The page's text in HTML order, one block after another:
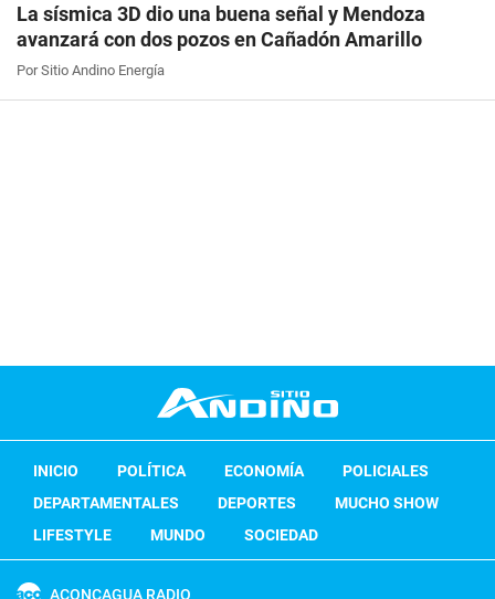
La sísmica 3D dio una buena señal y Mendoza
avanzará con dos pozos en Cañadón Amarillo
Por Sitio Andino Energía
INICIO POLÍTICA ECONOMÍA
POLICIALES
DEPARTAMENTALES
DEPORTES
MUCHO SHOW
LIFESTYLE
MUNDO SOCIEDAD
ACONCAGUA RADIO